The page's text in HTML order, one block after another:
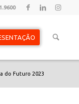
do Futuro 2023